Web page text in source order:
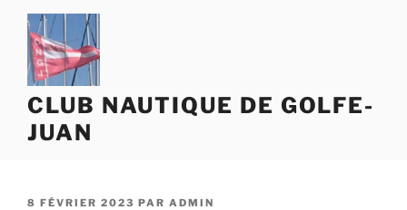
Aller
contenu
principal
CLUB NAUTIQUE DE GOLFE-
JUAN
PUBLIÉ
8 FÉVRIER 2023 PAR ADMIN